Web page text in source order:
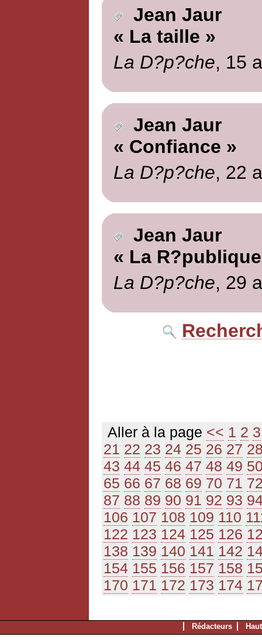
Jean Jaur
« La taille »
La D?p?che, 15
Jean Jaur
« Confiance »
La D?p?che, 22
Jean Jaur
« La
La D?p?che, 29
Aller à la page << 1 2 3
21 22 23 24 25 26 27
43 44 45 46 47 48 49
65 66 67 68 69 70 71
87 88 89 90 91 92 93
106 107 108 109 110
122 123 124 125 126
138 139 140 141 142
154 155 156 157 158
170 171 172 173 174
Rédacteurs